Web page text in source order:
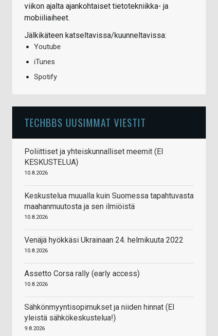
viikon ajalta ajankohtaiset tietotekniikka- ja
mobiiliaiheet.
Jälkikäteen katseltavissa/kuunneltavissa:
Youtube
iTunes
Spotify
TECHBBS UUSIMMAT VIESTIT
Poliittiset ja yhteiskunnalliset meemit (EI
KESKUSTELUA)
10.8.2026
Keskustelua muualla kuin Suomessa tapahtuvasta
maahanmuutosta ja sen ilmiöistä
10.8.2026
Venäjä hyökkäsi Ukrainaan 24. helmikuuta 2022
10.8.2026
Assetto Corsa rally (early access)
10.8.2026
Sähkönmyyntisopimukset ja niiden hinnat (EI
yleistä sähkökeskustelua!)
9.8.2026